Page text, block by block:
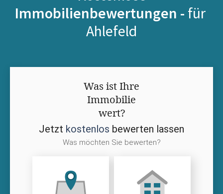
Immobilienbewertungen - für
Ahlefeld
Was ist Ihre
Immobilie
wert?
Jetzt kostenlos bewerten lassen
Was möchten Sie bewerten?